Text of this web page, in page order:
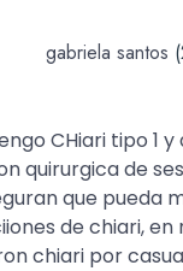
gabriela santos
CHiari tipo 1
quirurgica de
que pueda
de chiari,
chiari por